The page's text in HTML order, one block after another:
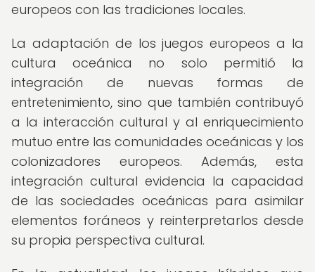
europeos con las tradiciones locales.
La adaptación de los juegos europeos a la
cultura oceánica no solo permitió la
integración de nuevas formas de
entretenimiento, sino que también contribuyó
a la interacción cultural y al enriquecimiento
mutuo entre las comunidades oceánicas y los
colonizadores europeos. Además, esta
integración cultural evidencia la capacidad
de las sociedades oceánicas para asimilar
elementos foráneos y reinterpretarlos desde
su propia perspectiva cultural.